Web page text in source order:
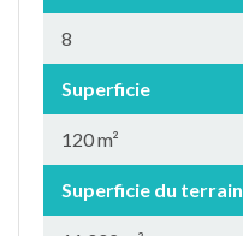
8
Superficie
120 m²
Superficie du terrain